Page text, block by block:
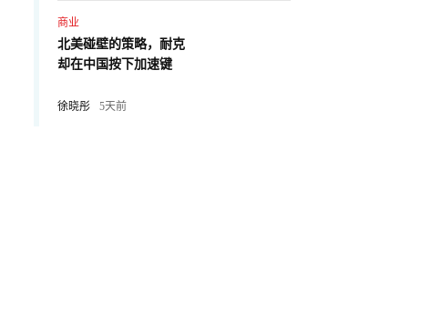
商业
北美碰壁的策略，耐克
却在中国按下加速键
徐晓彤 5天前